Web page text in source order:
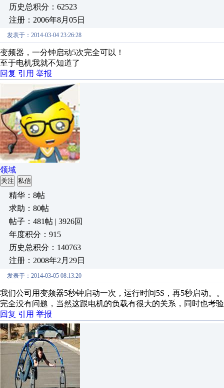
历史总积分：62523
注册：2006年8月05日
发表于：2014-03-04 23:26:28
变频器，一分钟启动5次完全可以！
至于电机我就不知道了
回复 引用 举报
领域
关注 私信
精华：8帖
求助：80帖
帖子：481帖 | 3926回
年度积分：915
历史总积分：140763
注册：2008年2月29日
发表于：2014-03-05 08:13:20
我们公司用变频器5秒钟启动一次，运行时间5S，再5秒启动。
完全没有问题，当然这跟电机的负载有很大的关系，同时也考
回复 引用 举报